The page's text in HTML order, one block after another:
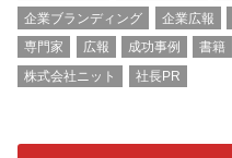
企業ブランディング
企業広報
専門家
広報 成功事例 書籍
株式会社ニット
社長PR